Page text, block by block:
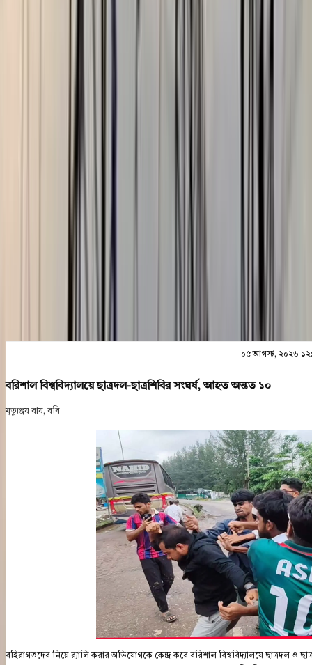
মৃত্যুঞ্জয় রায়, ববি
০৫ আগস্ট, ২০২৬
বরিশাল বিশ্ববিদ্যালয়ে ছাত্রদল-ছাত্রশিবির সংঘর্ষ, আহত অন্তত ১০
মৃত্যুঞ্জয় রায়, ববি
বহিরাগতদের নিয়ে র‍্যালি করার অভিযোগকে কেন্দ্র করে বরিশাল বিশ্ববিদ্যালয়ে ছাত্রদল ও